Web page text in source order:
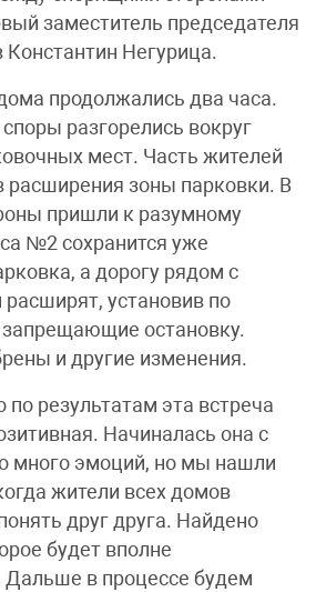
заместитель председателя
Константин Негурица.
продолжались два часа.
разгорелись вокруг
мест. Часть жителей
расширения зоны парковки. В
пришли к разумному
№2 сохранится уже
а дорогу рядом с
установив по
запрещающие остановку.
и другие изменения.
результатам эта встреча
Начиналась она с
много эмоций, но мы нашли
жители всех домов
друг друга. Найдено
будет вполне
в процессе будем